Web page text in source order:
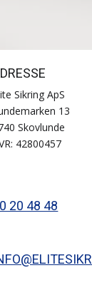
Sikring ApS
13
Skovlunde
42800457
20 48 48